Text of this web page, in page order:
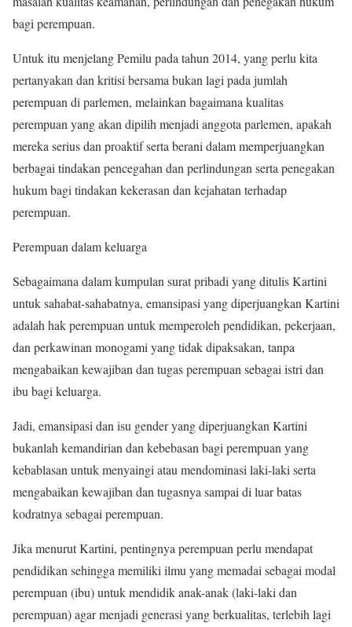
bagi perempuan.
Untuk itu menjelang Pemilu pada tahun 2014, yang perlu kita
pertanyakan dan kritisi bersama bukan lagi pada jumlah
perempuan di parlemen, melainkan bagaimana kualitas
perempuan yang akan dipilih menjadi anggota parlemen, apakah
mereka serius dan proaktif serta berani dalam memperjuangkan
berbagai tindakan pencegahan dan perlindungan serta penegakan
hukum bagi tindakan kekerasan dan kejahatan terhadap
perempuan.
Perempuan dalam keluarga
Sebagaimana dalam kumpulan surat pribadi yang ditulis Kartini
untuk sahabat-sahabatnya, emansipasi yang diperjuangkan Kartini
adalah hak perempuan untuk memperoleh pendidikan, pekerjaan,
dan perkawinan monogami yang tidak dipaksakan, tanpa
mengabaikan kewajiban dan tugas perempuan sebagai istri dan
ibu bagi keluarga.
Jadi, emansipasi dan isu gender yang diperjuangkan Kartini
bukanlah kemandirian dan kebebasan bagi perempuan yang
kebablasan untuk menyaingi atau mendominasi laki-laki serta
mengabaikan kewajiban dan tugasnya sampai di luar batas
kodratnya sebagai perempuan.
Jika menurut Kartini, pentingnya perempuan perlu mendapat
pendidikan sehingga memiliki ilmu yang memadai sebagai modal
perempuan (ibu) untuk mendidik anak-anak (laki-laki dan
perempuan) agar menjadi generasi yang berkualitas, terlebih lagi